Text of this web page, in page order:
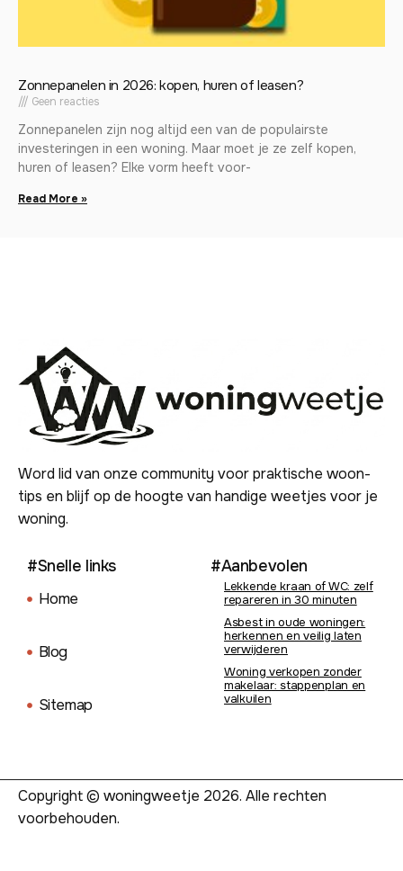
Zonnepanelen in 2026: kopen, huren of leasen?
Geen reacties
Zonnepanelen zijn nog altijd een van de populairste
investeringen in een woning. Maar moet je ze zelf kopen,
huren of leasen? Elke vorm heeft voor-
Read More »
Word lid van onze community voor praktische woon-
tips en blijf op de hoogte van handige weetjes voor je
woning.
#Snelle links
Home
Blog
Sitemap
#Aanbevolen
Lekkende kraan of WC: zelf
repareren in 30 minuten
Asbest in oude woningen:
herkennen en veilig laten
verwijderen
Woning verkopen zonder
makelaar: stappenplan en
valkuilen
Copyright © woningweetje 2026. Alle rechten
voorbehouden.